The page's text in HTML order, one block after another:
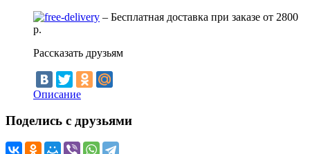
– Бесплатная доставка при заказе от 2800
р.
Рассказать друзьям
Описание
Поделись с друзьями